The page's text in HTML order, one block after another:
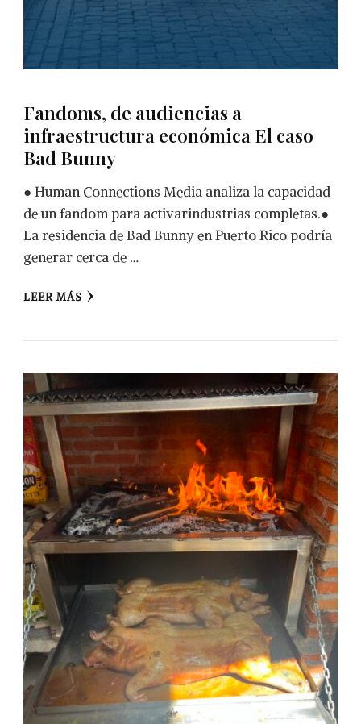
Fandoms, de audiencias a
infraestructura económica El caso
Bad Bunny
● Human Connections Media analiza la capacidad
de un fandom para activarindustrias completas.●
La residencia de Bad Bunny en Puerto Rico podría
generar cerca de …
LEER MÁS